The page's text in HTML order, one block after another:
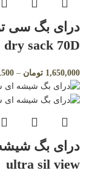
dry sack 70D
1,650,000 تومان –
ultra sil view